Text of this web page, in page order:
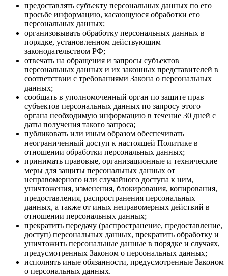
предоставлять субъекту персональных данных по его
просьбе информацию, касающуюся обработки его
персональных данных;
организовывать обработку персональных данных в
порядке, установленном действующим
законодательством РФ;
отвечать на обращения и запросы субъектов
персональных данных и их законных представителей в
соответствии с требованиями Закона о персональных
данных;
сообщать в уполномоченный орган по защите прав
субъектов персональных данных по запросу этого
органа необходимую информацию в течение 30 дней с
даты получения такого запроса;
публиковать или иным образом обеспечивать
неограниченный доступ к настоящей Политике в
отношении обработки персональных данных;
принимать правовые, организационные и технические
меры для защиты персональных данных от
неправомерного или случайного доступа к ним,
уничтожения, изменения, блокирования, копирования,
предоставления, распространения персональных
данных, а также от иных неправомерных действий в
отношении персональных данных;
прекратить передачу (распространение, предоставление,
доступ) персональных данных, прекратить обработку и
уничтожить персональные данные в порядке и случаях,
предусмотренных Законом о персональных данных;
исполнять иные обязанности, предусмотренные Законом
о персональных данных.